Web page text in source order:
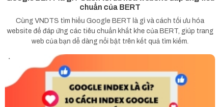
chuẩn của BERT
Cùng VNDTS tìm hiểu Google BERT là gì và cách tối ưu hóa
website để đáp ứng các tiêu chuẩn khắt khe của BERT, giúp trang
web của bạn dễ dàng nổi bật trên kết quả tìm kiếm.